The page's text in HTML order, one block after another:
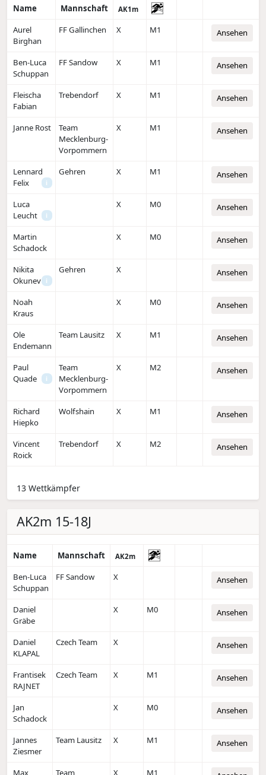
Name Mannschaft AK1m
Aurel
Birghan
FF Gallinchen X M1 Ansehen
Ben-Luca
Schuppan
FF Sandow X M1 Ansehen
Fleischa
Fabian
Trebendorf X M1 Ansehen
Janne Rost
Team
Mecklenburg-
Vorpommern
X M1 Ansehen
Lennard
Felix
i
Gehren X M1 Ansehen
Luca
Leucht
i
X M0 Ansehen
Martin
Schadock
X M0 Ansehen
Nikita
Okunev
i
Gehren X Ansehen
Noah
Kraus
X M0 Ansehen
Ole
Endemann
Team Lausitz X M1 Ansehen
Paul
Quade
i
Team
Mecklenburg-
Vorpommern
X M2 Ansehen
Richard
Hiepko
Wolfshain X M1 Ansehen
Vincent
Roick
Trebendorf X M2 Ansehen
13 Wettkämpfer
AK2m 15-18J
Name Mannschaft AK2m
Ben-Luca
Schuppan
FF Sandow X Ansehen
Daniel
Gräbe
X M0 Ansehen
Daniel
KLAPAL
Czech Team X Ansehen
Frantisek
RAJNET
Czech Team X M1 Ansehen
Jan
Schadock
X M0 Ansehen
Jannes
Ziesmer
Team Lausitz X M1 Ansehen
Max Team X M1